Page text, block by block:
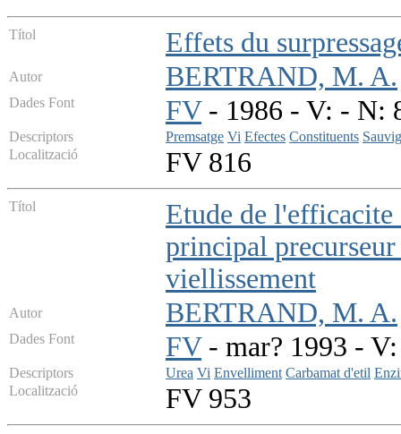
Títol Effets du
Autor BERTRAND, M. A.
Dades Font FV- 1986 - V: - N:
Descriptors Premsatge Vi Efectes Constituents
Localització
FV 816
Títol
Etude de
principal
viellissement
Autor BERTRAND, M. A.
Dades Font FV- mar? 1993 -
Descriptors Urea Vi Envelliment Carbamat d'etil
Localització
FV 953